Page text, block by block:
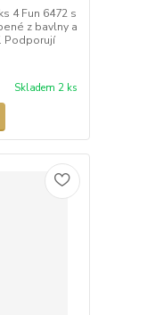
4 Fun 6472 s
z bavlny a
Podporují
Skladem 2 ks